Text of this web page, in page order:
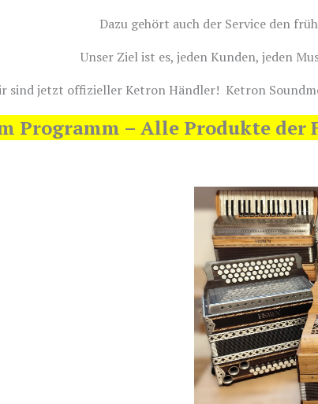
Dazu gehört auch der Service den
Unser Ziel ist es, jeden Kunden, jeden
sind jetzt offizieller Ketron Händler! Ketron
Programm – Alle Produkte